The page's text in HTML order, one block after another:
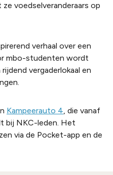
voedselveranderaars op
verhaal over een
mbo-studenten wordt
vergaderlokaal en
Kampeerauto 4, die vanaf
bij NKC-leden. Het
via de Pocket-app en de